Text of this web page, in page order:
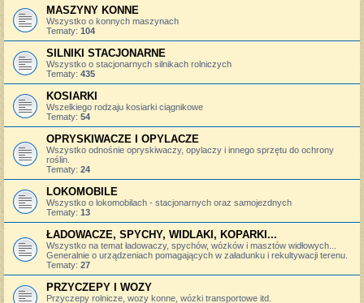
MASZYNY KONNE
Wszystko o konnych maszynach
Tematy: 104
SILNIKI STACJONARNE
Wszystko o stacjonarnych silnikach rolniczych
Tematy: 435
KOSIARKI
Wszelkiego rodzaju kosiarki ciągnikowe
Tematy: 54
OPRYSKIWACZE I OPYLACZE
Wszystko odnośnie opryskiwaczy, opylaczy i innego sprzętu do ochrony
roślin.
Tematy: 24
LOKOMOBILE
Wszystko o lokomobilach - stacjonarnych oraz samojezdnych
Tematy: 13
ŁADOWACZE, SPYCHY, WIDLAKI, KOPARKI...
Wszystko na temat ładowaczy, spychów, wózków i masztów widłowych...
Generalnie o urządzeniach pomagających w załadunku i rekultywacji terenu.
Tematy: 27
PRZYCZEPY I WOZY
Przyczepy rolnicze, wozy konne, wózki transportowe itd.